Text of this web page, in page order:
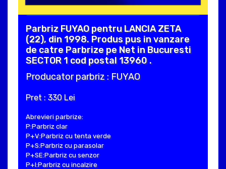
Parbriz FUYAO pentru LANCIA ZETA
(22), din 1998. Produs pus in vanzare
de catre Parbrize pe Net in Bucuresti
SECTOR 1 cod postal 13960 .
Producator parbriz : FUYAO
Pret : 330 Lei
Abrevieri parbrize:
P:Parbriz clar
P+V:Parbriz cu tenta verde
P+S:Parbriz cu parasolar
P+SE:Parbriz cu senzor
P+I:Parbriz cu incalzire